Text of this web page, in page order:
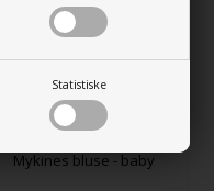
Statistiske
Mykines bluse - baby